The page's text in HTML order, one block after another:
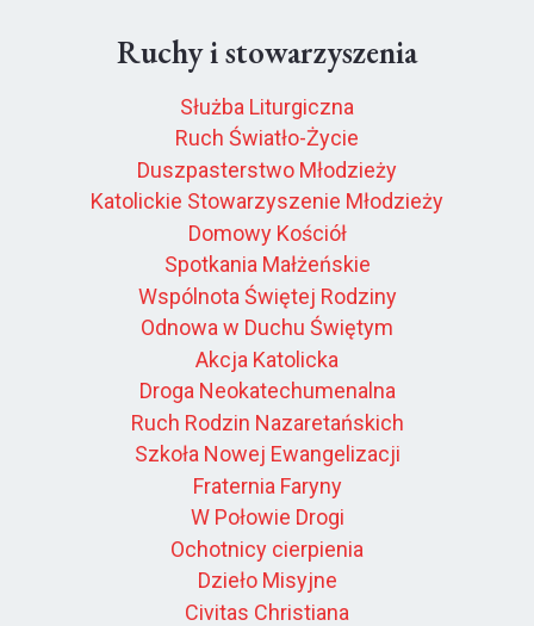
Ruchy i stowarzyszenia
Służba Liturgiczna
Ruch Światło-Życie
Duszpasterstwo Młodzieży
Katolickie Stowarzyszenie Młodzieży
Domowy Kościół
Spotkania Małżeńskie
Wspólnota Świętej Rodziny
Odnowa w Duchu Świętym
Akcja Katolicka
Droga Neokatechumenalna
Ruch Rodzin Nazaretańskich
Szkoła Nowej Ewangelizacji
Fraternia Faryny
W Połowie Drogi
Ochotnicy cierpienia
Dzieło Misyjne
Civitas Christiana